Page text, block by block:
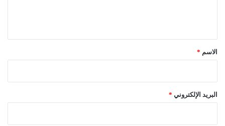
*الاسم *
البريد الإلكتروني *